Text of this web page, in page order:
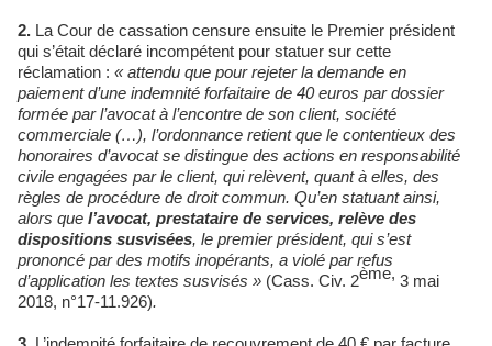
2. La Cour de cassation censure ensuite le Premier président
qui s’était déclaré incompétent pour statuer sur cette
réclamation : « attendu que pour rejeter la demande en
paiement d’une indemnité forfaitaire de 40 euros par dossier
formée par l’avocat à l’encontre de son client, société
commerciale (…), l’ordonnance retient que le contentieux des
honoraires d’avocat se distingue des actions en responsabilité
civile engagées par le client, qui relèvent, quant à elles, des
règles de procédure de droit commun. Qu’en statuant ainsi,
alors que l’avocat, prestataire de services, relève des
dispositions susvisées, le premier président, qui s’est
prononcé par des motifs inopérants, a violé par refus
d’application les textes susvisés » (Cass. Civ. 2ème, 3 mai
2018, n°17-11.926).